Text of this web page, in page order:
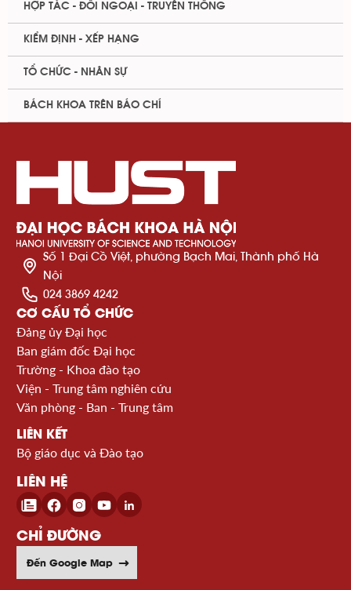
HỢP TÁC - ĐỐI NGOẠI - TRUYỀN THÔNG
KIỂM ĐỊNH - XẾP HẠNG
TỔ CHỨC - NHÂN SỰ
BÁCH KHOA TRÊN BÁO CHÍ
Số 1 Đại Cồ Việt, phường Bạch Mai, Thành phố Hà
Nội
024 3869 4242
CƠ CẤU TỔ CHỨC
Đảng ủy Đại học
Ban giám đốc Đại học
Trường - Khoa đào tạo
Viện - Trung tâm nghiên cứu
Văn phòng - Ban - Trung tâm
LIÊN KẾT
Bộ giáo dục và Đào tạo
LIÊN HỆ
CHỈ ĐƯỜNG
Đến Google Map